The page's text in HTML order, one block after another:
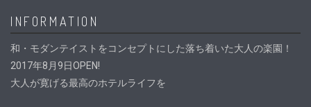
INFORMATION
和・モダンテイストをコンセプトにした落ち着いた大人の楽園！
2017年8月9日OPEN!
大人が寛げる最高のホテルライフを